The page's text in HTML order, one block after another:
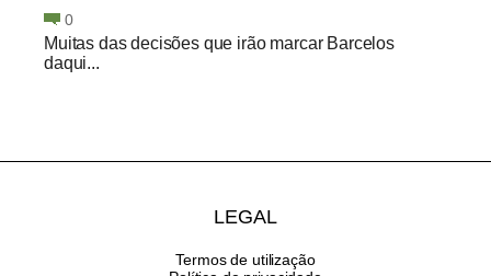
0
Muitas das decisões que irão marcar Barcelos
daqui...
LEGAL
Termos de utilização